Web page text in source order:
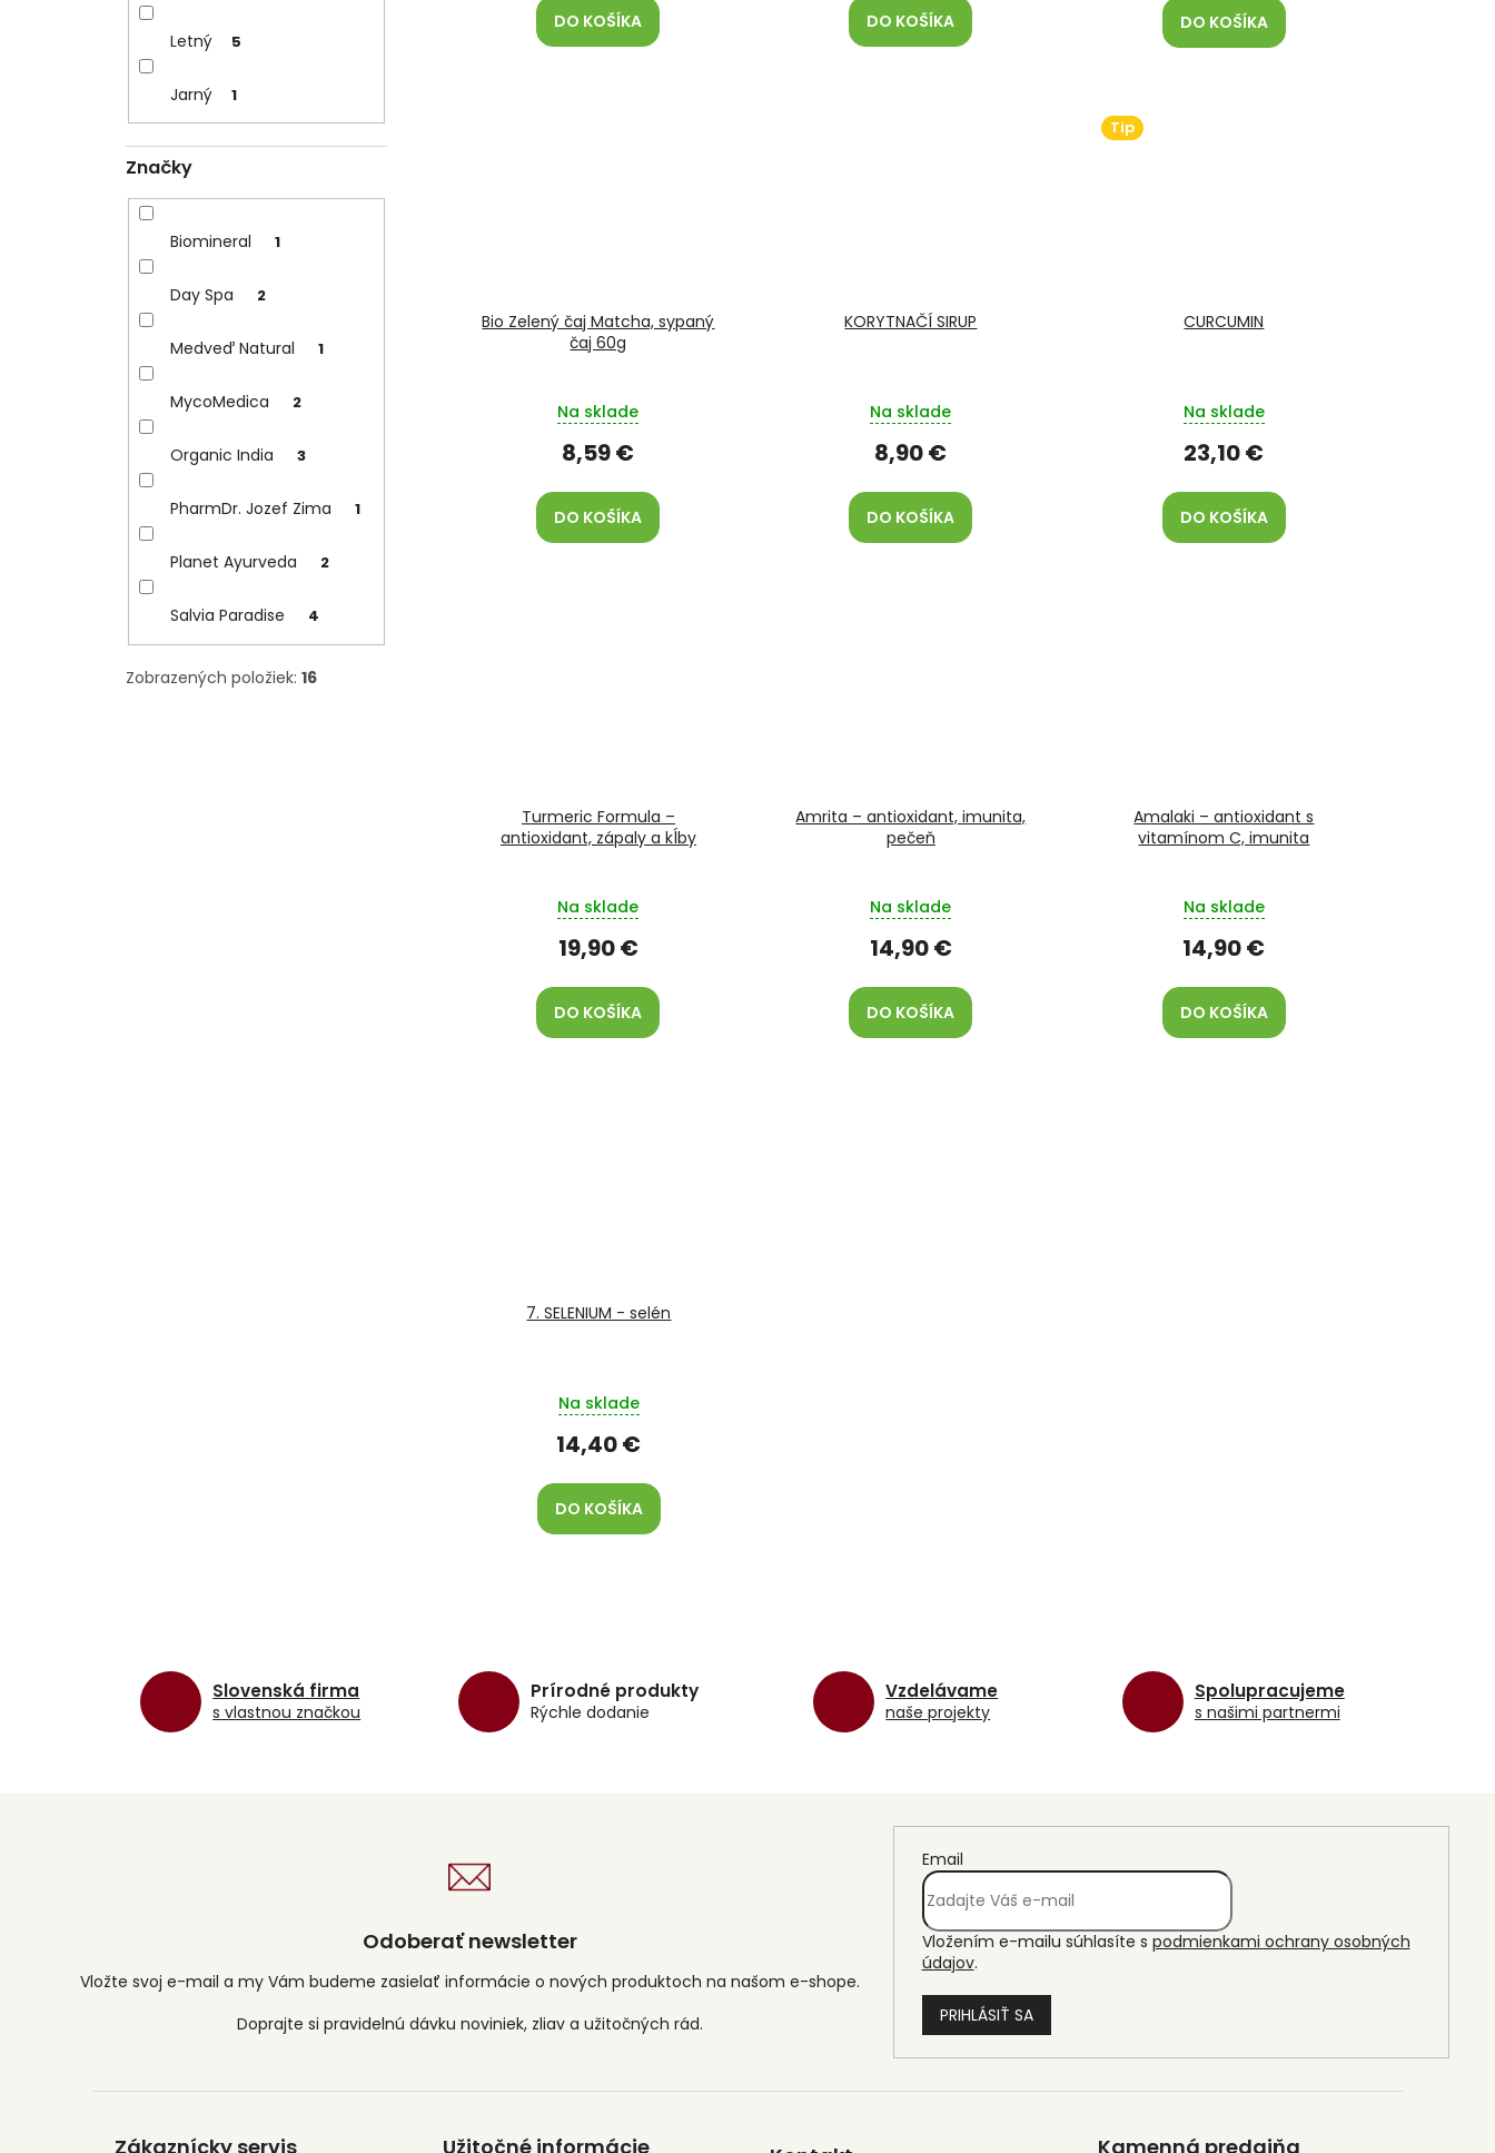
Letný 5
Jarný 1
Značky
Biomineral 1
Day Spa 2
Medveď Natural 1
MycoMedica 2
Organic India 3
PharmDr. Jozef Zima 1
Planet Ayurveda 2
Salvia Paradise 4
Zobrazených položiek: 16
DO KOŠÍKA DO KOŠÍKA DO KOŠÍKA
Bio Zelený čaj Matcha, sypaný
čaj 60g
Na sklade
8,59 €
DO KOŠÍKA
KORYTNAČÍ SIRUP
Na sklade
8,90 €
DO KOŠÍKA
Tip
CURCUMIN
Na sklade
23,10 €
DO KOŠÍKA
Turmeric Formula –
antioxidant, zápaly a kĺby
Na sklade
19,90 €
DO KOŠÍKA
Amrita – antioxidant, imunita,
pečeň
Na sklade
14,90 €
DO KOŠÍKA
Amalaki – antioxidant s
vitamínom C, imunita
Na sklade
14,90 €
DO KOŠÍKA
7. SELENIUM - selén
Na sklade
14,40 €
DO KOŠÍKA
d
a
c
v
p
u
Slovenská firma
s vlastnou značkou
Prírodné produkty
Rýchle dodanie
Vzdelávame
naše projekty
Spolupracujeme
s našimi partnermi
Odoberať newsletter
Vložte svoj e-mail a my Vám budeme zasielať informácie o nových produktoch na našom e-shope.
Email
Vložením e-mailu súhlasíte s podmienkami ochrany osobných
údajov.
PRIHLÁSIŤ SA
Zákaznícky servis Užitočné informácie Kamenná predajňa